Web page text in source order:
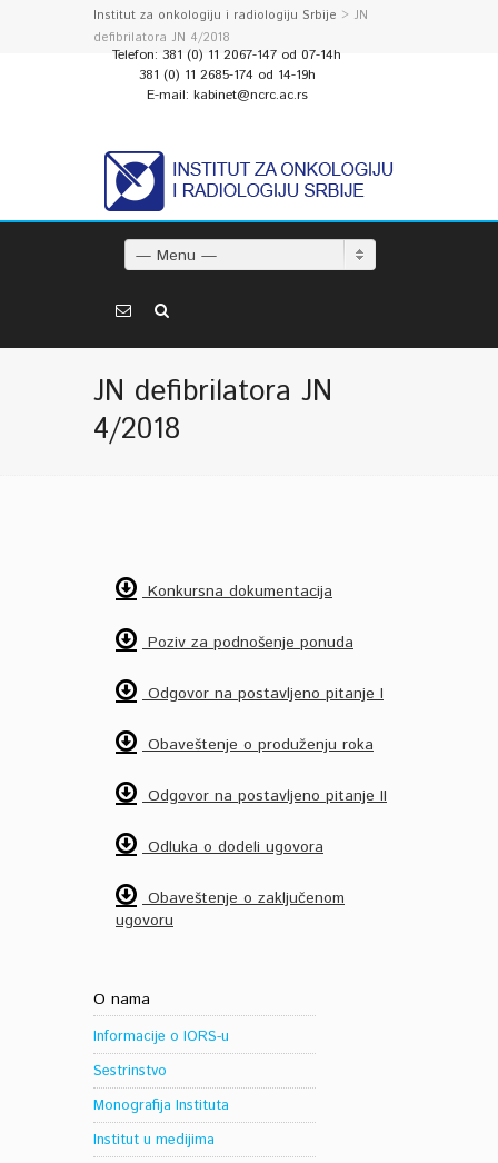
Institut za onkologiju i radiologiju Srbije > JN
defibrilatora JN 4/2018
Telefon: 381 (0) 11 2067-147 od 07-14h
381 (0) 11 2685-174 od 14-19h
E-mail: kabinet@ncrc.ac.rs
— Menu —
JN defibrilatora JN
4/2018
Konkursna dokumentacija
Poziv za podnošenje ponuda
Odgovor na postavljeno pitanje I
Obaveštenje o produženju roka
Odgovor na postavljeno pitanje II
Odluka o dodeli ugovora
Obaveštenje o zaključenom
ugovoru
O nama
Informacije o IORS-u
Sestrinstvo
Monografija Instituta
Institut u medijima